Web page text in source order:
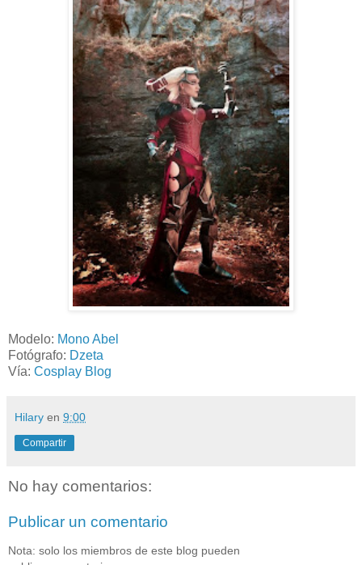
Modelo: Mono Abel
Fotógrafo: Dzeta
Vía: Cosplay Blog
Hilary en 9:00
Compartir
No hay comentarios:
Publicar un comentario
Nota: solo los miembros de este blog pueden